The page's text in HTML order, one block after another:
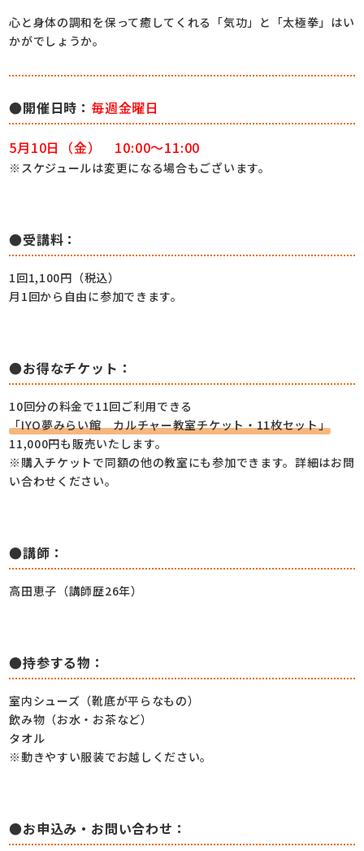
心と身体の調和を保って癒してくれる「気功」と「太極拳」はい
かがでしょうか。
●開催日時： 毎週金曜日
5月10日（金） 10:00～11:00
※スケジュールは変更になる場合もございます。
●受講料：
1回1,100円（税込）
月1回から自由に参加できます。
●お得なチケット：
10回分の料金で11回ご利用できる
「IYO夢みらい館 カルチャー教室チケット・11枚セット」
11,000円も販売いたします。
※購入チケットで同額の他の教室にも参加できます。詳細はお問
い合わせください。
●講師：
高田恵子（講師歴26年）
●持参する物：
室内シューズ（靴底が平らなもの）
飲み物（お水・お茶など）
タオル
※動きやすい服装でお越しください。
●お申込み・お問い合わせ：